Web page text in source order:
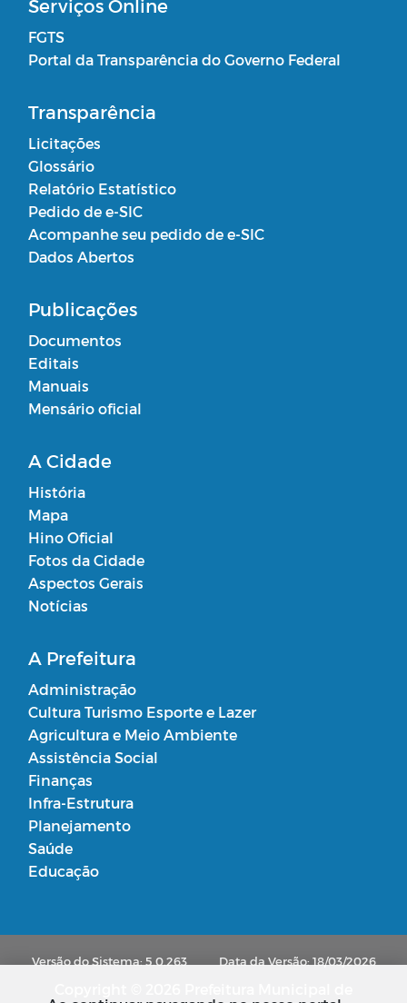
Serviços Online
FGTS
Portal da Transparência do Governo Federal
Transparência
Licitações
Glossário
Relatório Estatístico
Pedido de e-SIC
Acompanhe seu pedido de e-SIC
Dados Abertos
Publicações
Documentos
Editais
Manuais
Mensário oficial
A Cidade
História
Mapa
Hino Oficial
Fotos da Cidade
Aspectos Gerais
Notícias
A Prefeitura
Administração
Cultura Turismo Esporte e Lazer
Agricultura e Meio Ambiente
Assistência Social
Finanças
Infra-Estrutura
Planejamento
Saúde
Educação
Versão do Sistema: 5.0.263 Data da Versão: 18/03/2026